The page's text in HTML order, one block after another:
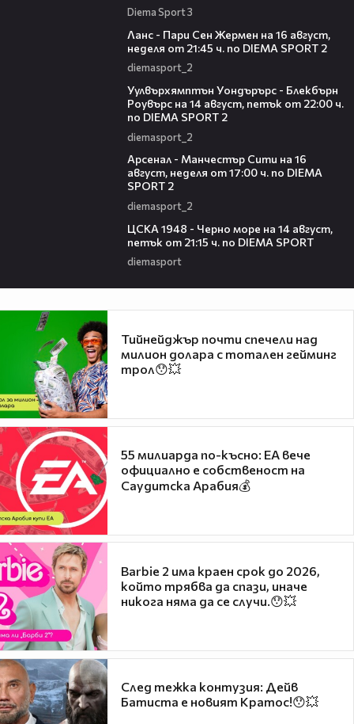
Diema Sport 3
Ланс - Пари Сен Жермен на 16 август,
неделя от 21:45 ч. по DIEMA SPORT 2
diemasport_2
Уулвърхямптън Уондърърс - Блекбърн
Роувърс на 14 август, петък от 22:00 ч.
по DIEMA SPORT 2
diemasport_2
Арсенал - Манчестър Сити на 16
август, неделя от 17:00 ч. по DIEMA
SPORT 2
diemasport_2
ЦСКА 1948 - Черно море на 14 август,
петък от 21:15 ч. по DIEMA SPORT
diemasport
Тийнейджър почти спечели над
милион долара с тотален гейминг
трол😯💥
55 милиарда по-късно: EA вече
официално е собственост на
Саудитска Арабия💰
Barbie 2 има краен срок до 2026,
който трябва да спази, иначе
никога няма да се случи.😯💥
След тежка контузия: Дейв
Батиста е новият Кратос!😯💥